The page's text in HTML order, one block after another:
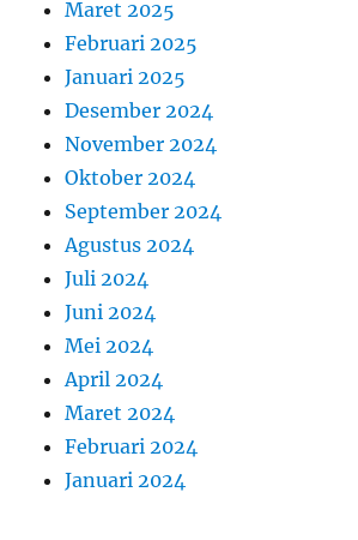
Maret 2025
Februari 2025
Januari 2025
Desember 2024
November 2024
Oktober 2024
September 2024
Agustus 2024
Juli 2024
Juni 2024
Mei 2024
April 2024
Maret 2024
Februari 2024
Januari 2024